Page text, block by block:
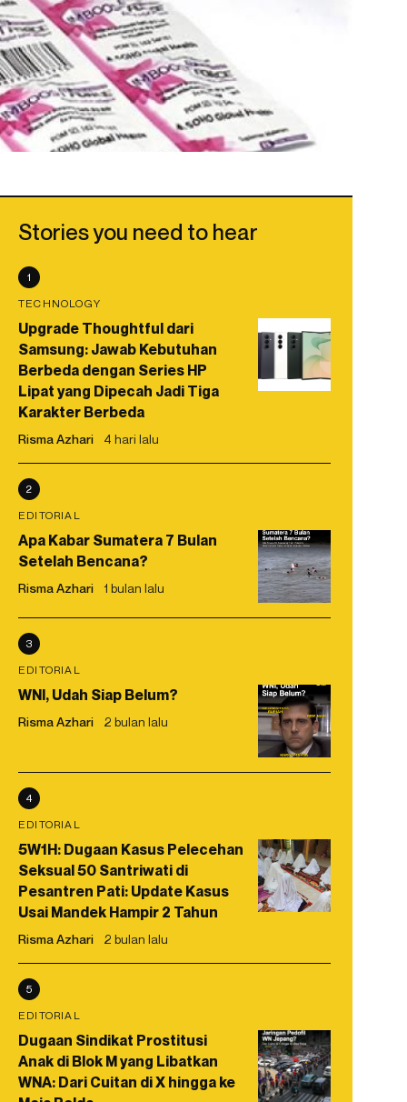
Stories you need to hear
1
TECHNOLOGY
Upgrade Thoughtful dari
Samsung: Jawab Kebutuhan
Berbeda dengan Series HP
Lipat yang Dipecah Jadi Tiga
Karakter Berbeda
Risma Azhari 4 hari lalu
2
EDITORIAL
Apa Kabar Sumatera 7 Bulan
Setelah Bencana?
Risma Azhari 1 bulan lalu
3
EDITORIAL
WNI, Udah Siap Belum?
Risma Azhari 2 bulan lalu
4
EDITORIAL
5W1H: Dugaan Kasus Pelecehan
Seksual 50 Santriwati di
Pesantren Pati: Update Kasus
Usai Mandek Hampir 2 Tahun
Risma Azhari 2 bulan lalu
5
EDITORIAL
Dugaan Sindikat Prostitusi
Anak di Blok M yang Libatkan
WNA: Dari Cuitan di X hingga ke